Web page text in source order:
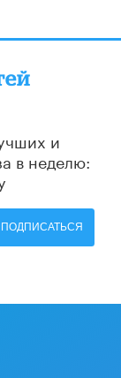
и
в неделю:
ПОДПИСАТЬСЯ